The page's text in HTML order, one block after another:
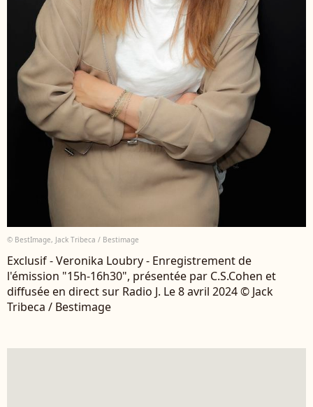
© BestImage, Jack Tribeca / Bestimage
Exclusif - Veronika Loubry - Enregistrement de
l'émission "15h-16h30", présentée par C.S.Cohen et
diffusée en direct sur Radio J. Le 8 avril 2024 © Jack
Tribeca / Bestimage